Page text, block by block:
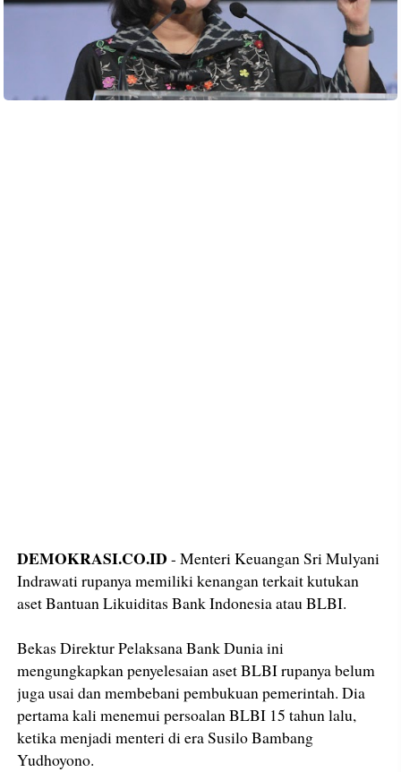
DEMOKRASI.CO.ID - Menteri Keuangan Sri Mulyani
Indrawati rupanya memiliki kenangan terkait kutukan
aset Bantuan Likuiditas Bank Indonesia atau BLBI.
Bekas Direktur Pelaksana Bank Dunia ini
mengungkapkan penyelesaian aset BLBI rupanya belum
juga usai dan membebani pembukuan pemerintah. Dia
pertama kali menemui persoalan BLBI 15 tahun lalu,
ketika menjadi menteri di era Susilo Bambang
Yudhoyono.